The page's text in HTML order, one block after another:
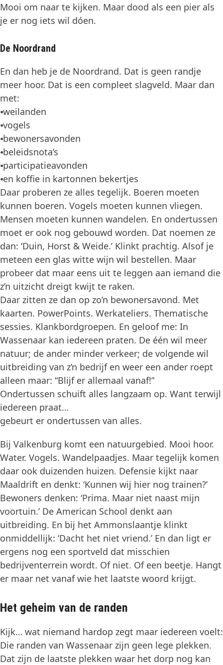
Mooi om naar te kijken. Maar dood als een pier als
je er nog iets wil dóen.
De Noordrand
En dan heb je de Noordrand. Dat is geen randje
meer hoor. Dat is een compleet slagveld. Maar dan
met:
⦁weilanden
⦁vogels
⦁bewonersavonden
⦁beleidsnota’s
⦁participatieavonden
⦁en koffie in kartonnen bekertjes
Daar proberen ze alles tegelijk. Boeren moeten
kunnen boeren. Vogels moeten kunnen vliegen.
Mensen moeten kunnen wandelen. En ondertussen
moet er ook nog gebouwd worden. Dat noemen ze
dan: ‘Duin, Horst & Weide.’ Klinkt prachtig. Alsof je
meteen een glas witte wijn wil bestellen. Maar
probeer dat maar eens uit te leggen aan iemand die
z’n uitzicht dreigt kwijt te raken.
Daar zitten ze dan op zo’n bewonersavond. Met
kaarten. PowerPoints. Werkateliers. Thematische
sessies. Klankbordgroepen. En geloof me: In
Wassenaar kan iedereen praten. De één wil meer
natuur; de ander minder verkeer; de volgende wil
uitbreiding van z’n bedrijf en weer een ander roept
alleen maar: “Blijf er allemaal vanaf!”
Ondertussen schuift alles langzaam op. Want terwijl
iedereen praat…
gebeurt er ondertussen van alles.
Bij Valkenburg komt een natuurgebied. Mooi hoor.
Water. Vogels. Wandelpaadjes. Maar tegelijk komen
daar ook duizenden huizen. Defensie kijkt naar
Maaldrift en denkt: ‘Kunnen wij hier nog trainen?’
Bewoners denken: ‘Prima. Maar niet naast mijn
voortuin.’ De American School denkt aan
uitbreiding. En bij het Ammonslaantje klinkt
onmiddellijk: ‘Dacht het niet vriend.’ En dan ligt er
ergens nog een sportveld dat misschien
bedrijventerrein wordt. Of niet. Of een beetje. Hangt
er maar net vanaf wie het laatste woord krijgt.
Het geheim van de randen
Kijk… wat niemand hardop zegt maar iedereen voelt:
Die randen van Wassenaar zijn geen lege plekken.
Dat zijn de laatste plekken waar het dorp nog kan